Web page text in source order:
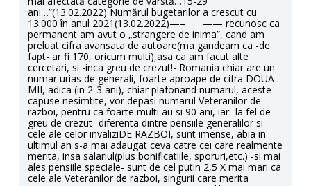
ani…”(13.02.2022) Numărul bugetarilor a crescut cu
13.000 în anul 2021(13.02.2022)—–____—— recunosc ca
permanent am avut o „strangere de inima”, cand am
preluat cifra avansata de autoare(ma gandeam ca -de
fapt- ar fi 170, oricum multi),asa ca am facut alte
cercetari, si -inca greu de crezut!- Romania chiar are un
numar urias de generali, foarte aproape de cifra DOUA
MII, adica (in 2-3 ani), chiar plafonand numarul, aceste
capuse nesimtite, vor depasi numarul Veteranilor de
razboi, pentru ca foarte multi au si 90 ani, iar -la fel de
greu de crezut- diferenta dintre pensiile generalilor si
cele ale celor invaliziDE RAZBOI, sunt imense, abia in
ultimul an s-a mai adaugat ceva catre cei care realmente
merita, insa salariul(plus bonificatiile, sporuri,etc.) -si mai
ales pensiile speciale- sunt de cel putin 2,5 X mai mari ca
cele ale Veteranilor de razboi, singurii care merita